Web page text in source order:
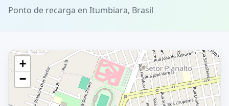
Ponto de recarga en Itumbiara, Brasil
+
−